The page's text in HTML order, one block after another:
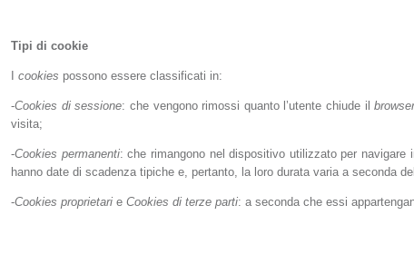
Tipi di cookie
cookies possono essere classificati in:
-Cookies di sessione: che vengono rimossi quanto l’utente chiude il
visita;
-Cookies permanenti: che rimangono nel dispositivo utilizzato per
hanno date di scadenza tipiche e, pertanto, la loro durata varia a seconda
-Cookies proprietari e Cookies di terze parti: a seconda che essi